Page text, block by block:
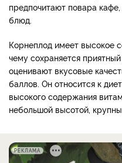
предпочитают повара
блюд.
Корнеплод имеет высокое
чему сохраняется
оценивают вкусовые
баллов. Он относится к
высокого содержания
небольшой высотой,
РЕКЛАМА